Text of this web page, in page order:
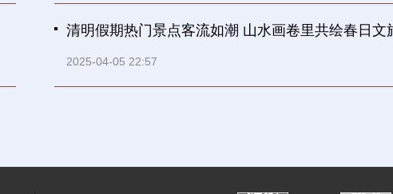
清明假期热门景点客流如潮 山水画卷里共绘春日文
2025-04-05 22:57